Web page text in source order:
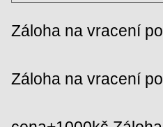
Záloha na vracení
Záloha na vracení